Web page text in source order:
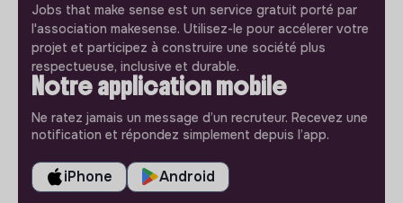
Jobs that make sense est un service gratuit porté par
l'association makesense. Utilisez-le pour accélerer votre
projet et participez à construire une société plus
respectueuse, inclusive et durable.
Notre application mobile
Ne ratez jamais un message d’un recruteur. Recevez une
notification et répondez simplement depuis l’app.
iPhone Android